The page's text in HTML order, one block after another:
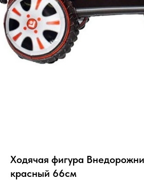
Ходячая фигура
красный 66см